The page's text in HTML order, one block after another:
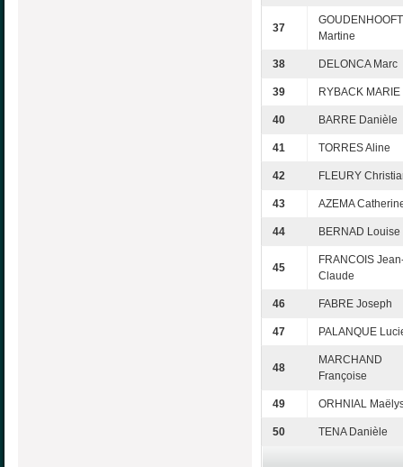
37
GOUDENHOOFT
Martine
38 DELONCA Marc
39 RYBACK MARIE
40 BARRE Danièle
41 TORRES Aline
42 FLEURY
43 AZEMA
44 BERNAD Louise
45
FRANCOIS
Claude
46 FABRE Joseph
47 PALANQUE
48
MARCHAND
Françoise
49 ORHNIAL
50 TENA Danièle